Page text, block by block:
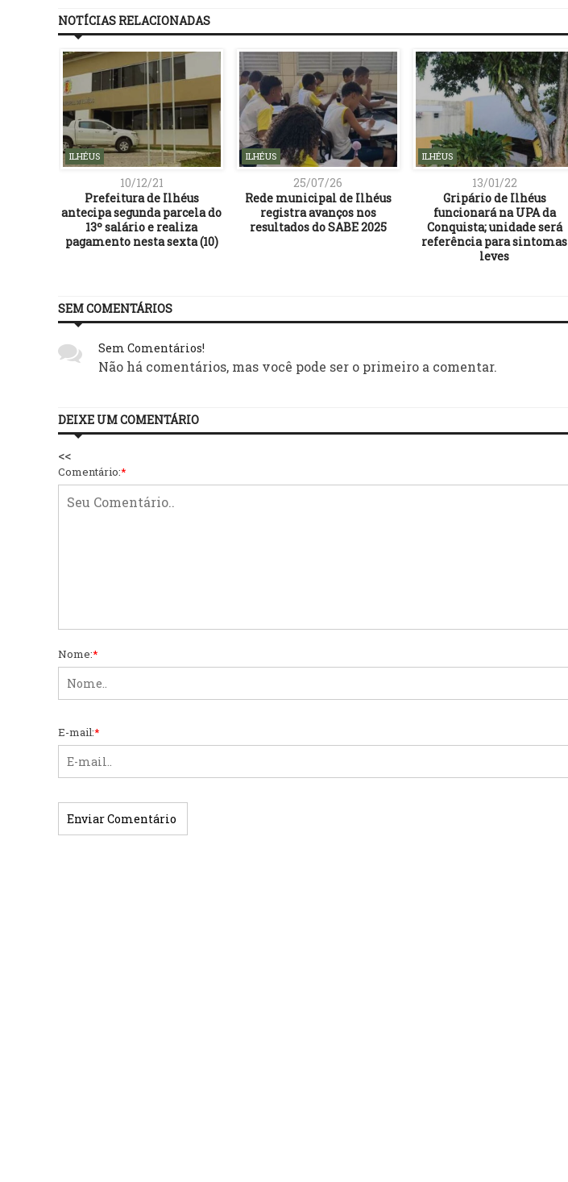
NOTÍCIAS RELACIONADAS
ILHÉUS
10/12/21
Prefeitura de Ilhéus
antecipa segunda parcela do
13º salário e realiza
pagamento nesta sexta (10)
ILHÉUS
25/07/26
Rede municipal de Ilhéus
registra avanços nos
resultados do SABE 2025
ILHÉUS
13/01/22
Gripário de Ilhéus
funcionará na UPA da
Conquista; unidade será
referência para sintomas
leves
SEM COMENTÁRIOS
Sem Comentários!
Não há comentários, mas você pode ser o primeiro a comentar.
DEIXE UM COMENTÁRIO
<<
Comentário:*
Nome:*
E-mail:*